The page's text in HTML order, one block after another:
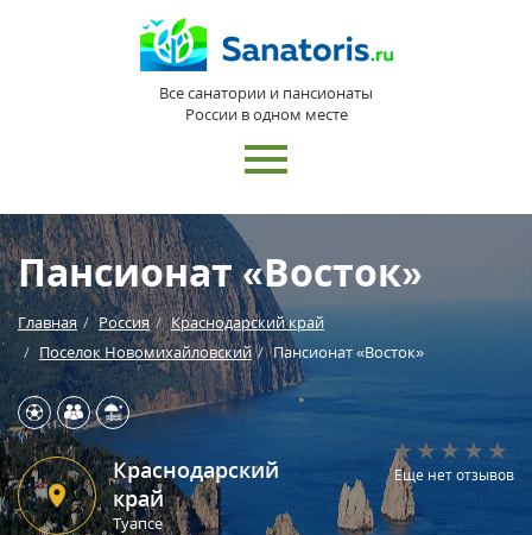
Все санатории и пансионаты
России в одном месте
Пансионат «Восток»
Главная Россия
Краснодарский край
Поселок Новомихайловский
Пансионат «Восток»
Краснодарский
край
Туапсе
Еще нет отзывов